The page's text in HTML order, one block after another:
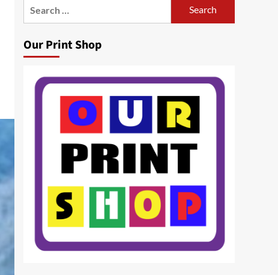
Our Print Shop